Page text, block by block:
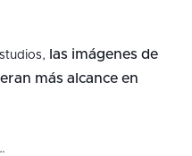
las imágenes de
más alcance en